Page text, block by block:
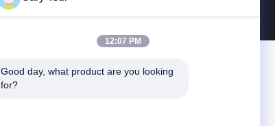
12:07 PM
Good day, what product are you looking
for?